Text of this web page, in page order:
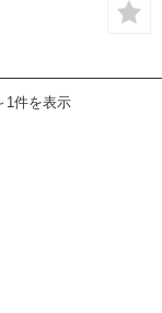
1件を表示